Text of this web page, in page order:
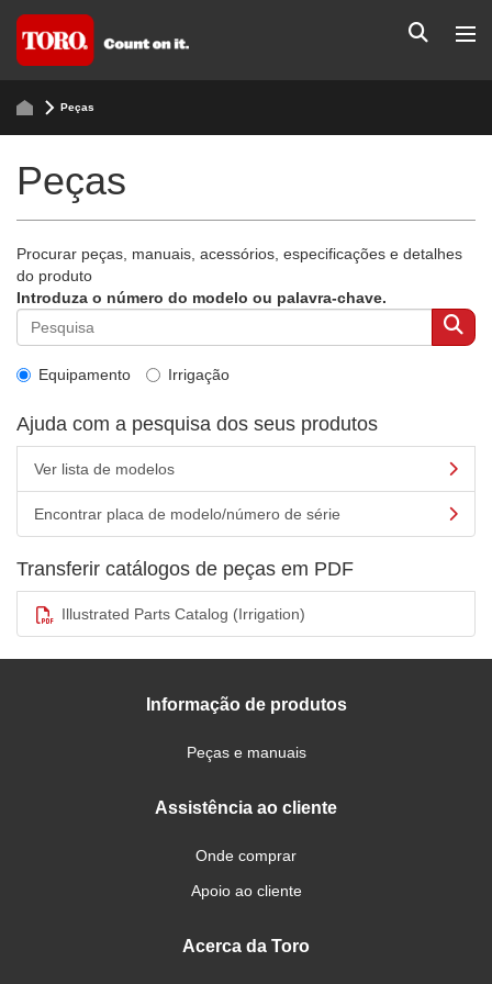
Peças
Peças
Procurar peças, manuais, acessórios, especificações e detalhes
do produto
Introduza o número do modelo ou palavra-chave.
Equipamento Irrigação
Ajuda com a pesquisa dos seus produtos
Ver lista de modelos
Encontrar placa de modelo/número de série
Transferir catálogos de peças em PDF
Illustrated Parts Catalog (Irrigation)
Informação de produtos
Peças e manuais
Assistência ao cliente
Onde comprar
Apoio ao cliente
Acerca da Toro